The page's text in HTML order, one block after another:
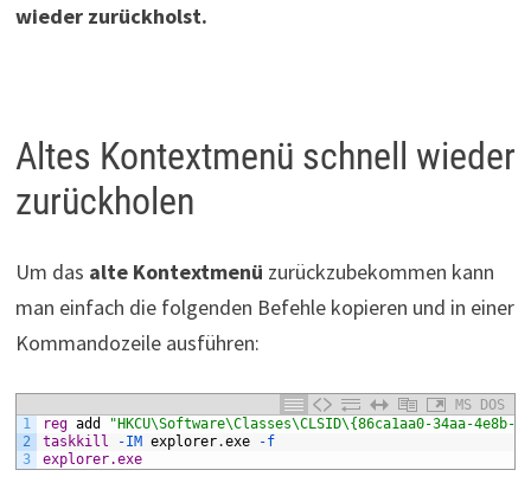
wieder zurückholst.
Altes Kontextmenü schnell wieder
zurückholen
Um das alte Kontextmenü zurückzubekommen kann
man einfach die folgenden Befehle kopieren und in einer
Kommandozeile ausführen:
MS DOS
1
2
3
reg add
"HKCU\Software\Classes\CLSID\{86ca1aa0-34aa-4e8b-
taskkill -IM explorer.exe -f
explorer.exe